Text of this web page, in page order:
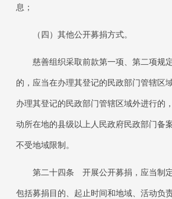
息；
（四）其他公开募捐方式。
慈善组织采取前款第一项、第二项规
的，应当在办理其登记的民政部门管辖区
办理其登记的民政部门管辖区域外进行的
动所在地的县级以上人民政府民政部门备
不受地域限制。
第二十四条 开展公开募捐，应当制
包括募捐目的、起止时间和地域、活动负